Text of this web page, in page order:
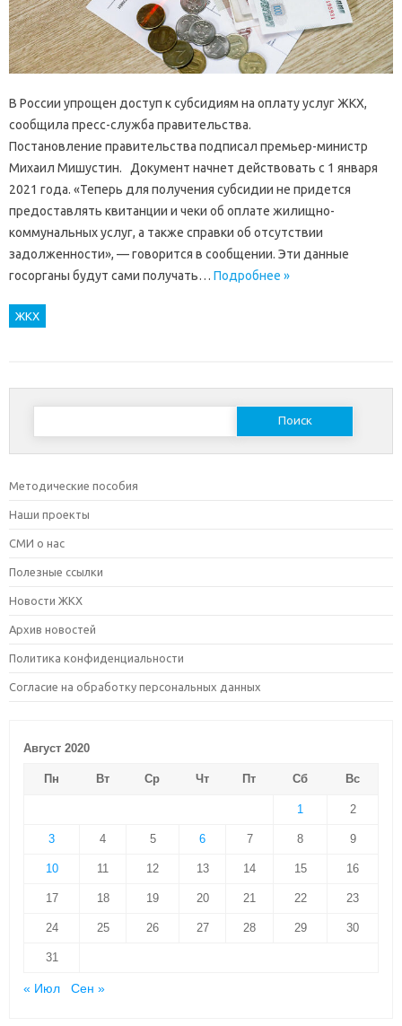
В России упрощен доступ к субсидиям на оплату услуг ЖКХ,
сообщила пресс-служба правительства.
Постановление правительства подписал премьер-министр
Михаил Мишустин. Документ начнет действовать с 1 января
2021 года. «Теперь для получения субсидии не придется
предоставлять квитанции и чеки об оплате жилищно-
коммунальных услуг, а также справки об отсутствии
задолженности», — говорится в сообщении. Эти данные
госорганы будут сами получать… Подробнее »
ЖКХ
Найти:
Методические пособия
Наши проекты
СМИ о нас
Полезные ссылки
Новости ЖКХ
Архив новостей
Политика конфиденциальности
Согласие на обработку персональных данных
Август 2020
Пн Вт Ср Чт Пт Сб Вс
1 2
3 4 5 6 7 8 9
10 11 12 13 14 15 16
17 18 19 20 21 22 23
24 25 26 27 28 29 30
31
« Июл Сен »